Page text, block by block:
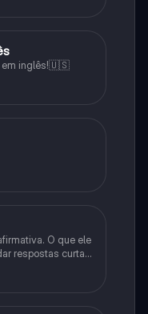
em inglês!🇺🇸
O que ele
respostas curtas
to be